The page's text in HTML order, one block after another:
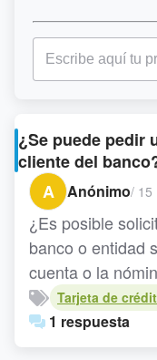
¿Se puede pedir
cliente del
A
Anónimo/ 15
¿Es posible
banco o entidad
cuenta o la
Tarjeta de
1 respuesta